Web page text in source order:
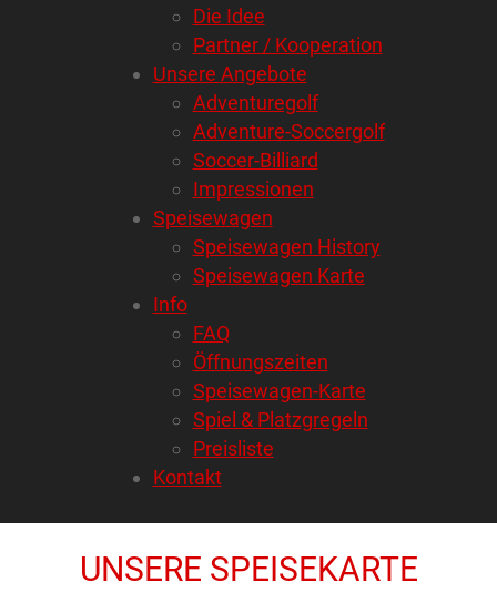
Die Idee
Partner / Kooperation
Unsere Angebote
Adventuregolf
Adventure-Soccergolf
Soccer-Billiard
Impressionen
Speisewagen
Speisewagen History
Speisewagen Karte
Info
FAQ
Öffnungszeiten
Speisewagen-Karte
Spiel & Platzgregeln
Preisliste
Kontakt
UNSERE SPEISEKARTE